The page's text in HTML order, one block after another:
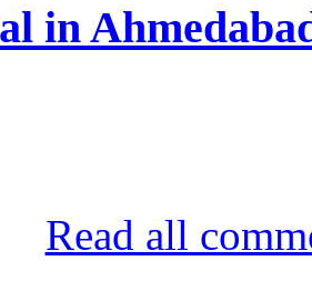
in
Read all